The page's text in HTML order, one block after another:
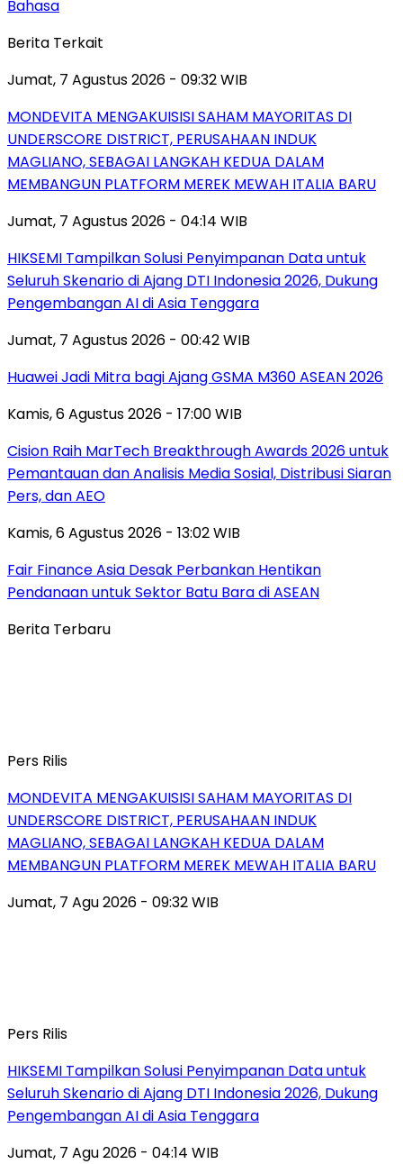
Bahasa
Berita Terkait
Jumat, 7 Agustus 2026 - 09:32 WIB
MONDEVITA MENGAKUISISI SAHAM MAYORITAS DI
UNDERSCORE DISTRICT, PERUSAHAAN INDUK
MAGLIANO, SEBAGAI LANGKAH KEDUA DALAM
MEMBANGUN PLATFORM MEREK MEWAH ITALIA BARU
Jumat, 7 Agustus 2026 - 04:14 WIB
HIKSEMI Tampilkan Solusi Penyimpanan Data untuk
Seluruh Skenario di Ajang DTI Indonesia 2026, Dukung
Pengembangan AI di Asia Tenggara
Jumat, 7 Agustus 2026 - 00:42 WIB
Huawei Jadi Mitra bagi Ajang GSMA M360 ASEAN 2026
Kamis, 6 Agustus 2026 - 17:00 WIB
Cision Raih MarTech Breakthrough Awards 2026 untuk
Pemantauan dan Analisis Media Sosial, Distribusi Siaran
Pers, dan AEO
Kamis, 6 Agustus 2026 - 13:02 WIB
Fair Finance Asia Desak Perbankan Hentikan
Pendanaan untuk Sektor Batu Bara di ASEAN
Berita Terbaru
Pers Rilis
MONDEVITA MENGAKUISISI SAHAM MAYORITAS DI
UNDERSCORE DISTRICT, PERUSAHAAN INDUK
MAGLIANO, SEBAGAI LANGKAH KEDUA DALAM
MEMBANGUN PLATFORM MEREK MEWAH ITALIA BARU
Jumat, 7 Agu 2026 - 09:32 WIB
Pers Rilis
HIKSEMI Tampilkan Solusi Penyimpanan Data untuk
Seluruh Skenario di Ajang DTI Indonesia 2026, Dukung
Pengembangan AI di Asia Tenggara
Jumat, 7 Agu 2026 - 04:14 WIB